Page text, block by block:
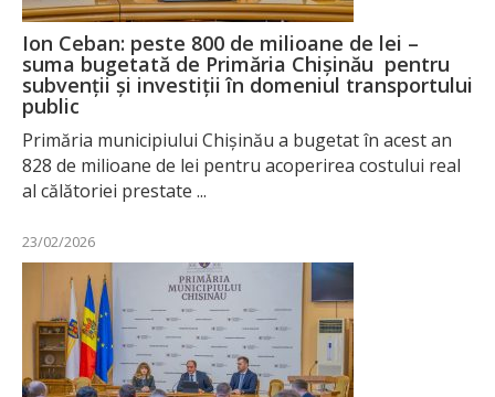
Ion Ceban: peste 800 de milioane de lei –
suma bugetată de Primăria Chișinău pentru
subvenții și investiții în domeniul transportului
public
Primăria municipiului Chișinău a bugetat în acest an
828 de milioane de lei pentru acoperirea costului real
al călătoriei prestate ...
23/02/2026